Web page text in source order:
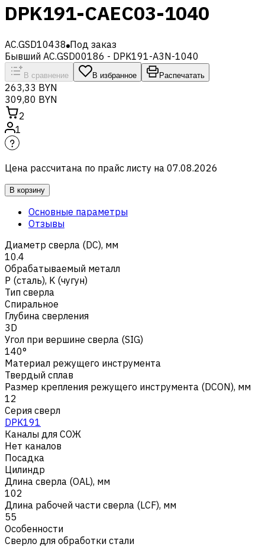
DPK191-CAEC03-1040
AC.GSD10438 Под заказ
Бывший AC.GSD00186 - DPK191-A3N-1040
В сравнение В избранное Распечатать
263,33 BYN
309,80 BYN
2
1
Цена рассчитана по прайс листу на 07.08.2026
В корзину
Основные параметры
Отзывы
Диаметр сверла (DC), мм
10.4
Обрабатываемый металл
Р (сталь), K (чугун)
Тип сверла
Спиральное
Глубина сверления
3D
Угол при вершине сверла (SIG)
140°
Материал режущего инструмента
Твердый сплав
Размер крепления режущего инструмента (DCON), мм
12
Серия сверл
DPK191
Каналы для СОЖ
Нет каналов
Посадка
Цилиндр
Длина сверла (OAL), мм
102
Длина рабочей части сверла (LCF), мм
55
Особенности
Сверло для обработки стали